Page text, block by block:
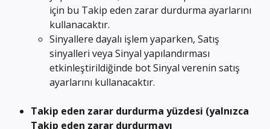
için bu Takip eden zarar durdurma ayarlarını
kullanacaktır.
Sinyallere dayalı işlem yaparken, Satış
sinyalleri veya Sinyal yapılandırması
etkinleştirildiğinde bot Sinyal verenin satış
ayarlarını kullanacaktır.
Takip eden zarar durdurma yüzdesi (yalnızca
Takip eden zarar durdurmayı